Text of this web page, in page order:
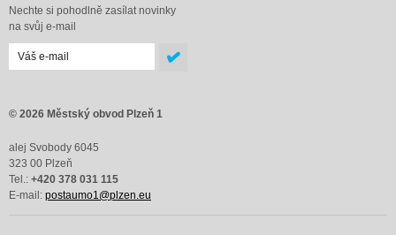
Nechte si pohodlně zasílat novinky
na svůj e-mail
© 2026 Městský obvod Plzeň 1
alej Svobody 6045
323 00 Plzeň
Tel.: +420 378 031 115
E-mail: postaumo1@plzen.eu